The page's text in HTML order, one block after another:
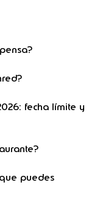
fecha límite y
puedes